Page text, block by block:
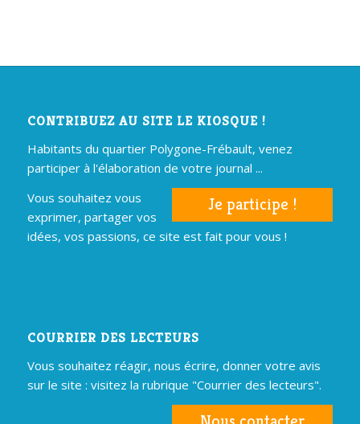
CONTRIBUEZ AU SITE LE KIOSQUE !
Habitants du quartier Polygone-Frébault, venez
participer à l'élaboration de votre journal ...
Je participe !
Vous souhaitez vous
exprimer, partager vos
idées, vos passions, ce site est fait pour vous !
COURRIER DES LECTEURS
Vous souhaitez réagir, nous écrire, donner votre avis
sur le site : visitez la rubrique "Courrier des lecteurs".